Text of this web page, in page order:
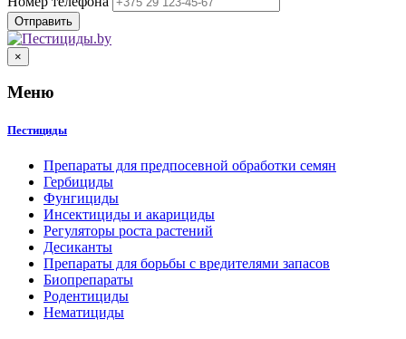
×
Меню
Пестициды
Препараты для предпосевной обработки семян
Гербициды
Фунгициды
Инсектициды и акарициды
Регуляторы роста растений
Десиканты
Препараты для борьбы с вредителями запасов
Биопрепараты
Родентициды
Нематициды